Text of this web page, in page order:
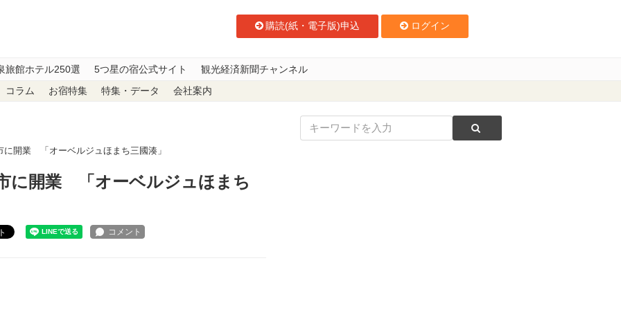
購読(紙・電子版)申込 ログイン
旅館ホテル250選 5つ星の宿公式サイト 観光経済新聞チャンネル
コラム お宿特集 特集・データ 会社案内
に開業 「オーベルジュほまち三國湊」
に開業 「オーベルジュほまち